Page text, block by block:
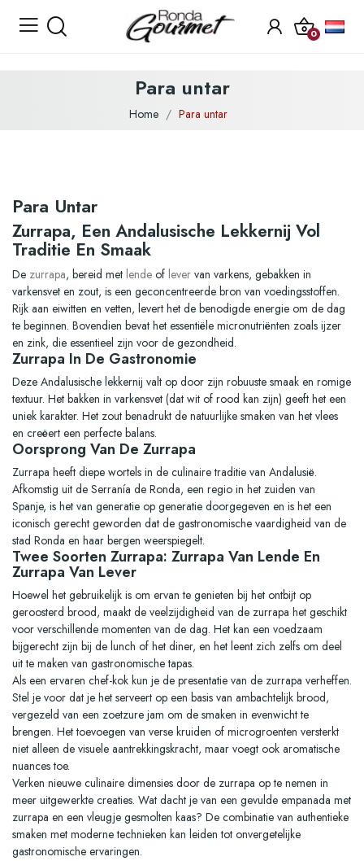
0
Para untar
Home Para untar
Para Untar
Zurrapa, Een Andalusische Lekkernij Vol
Traditie En Smaak
De zurrapa, bereid met lende of lever van varkens, gebakken in
varkensvet en zout, is een geconcentreerde bron van voedingsstoffen.
Rijk aan eiwitten en vetten, levert het de benodigde energie om de dag
te beginnen. Bovendien bevat het essentiële micronutriënten zoals ijzer
en zink, die essentieel zijn voor de gezondheid.
Zurrapa In De Gastronomie
Deze Andalusische lekkernij valt op door zijn robuuste smaak en romige
textuur. Het bakken in varkensvet (dat wit of rood kan zijn) geeft het een
uniek karakter. Het zout benadrukt de natuurlijke smaken van het vlees
en creëert een perfecte balans.
Oorsprong Van De Zurrapa
Zurrapa heeft diepe wortels in de culinaire traditie van Andalusië.
Afkomstig uit de Serranía de Ronda, een regio in het zuiden van
Spanje, is het van generatie op generatie doorgegeven en is het een
iconisch gerecht geworden dat de gastronomische vaardigheid van de
stad Ronda en haar bergen weerspiegelt.
Twee Soorten Zurrapa: Zurrapa Van Lende En
Zurrapa Van Lever
Hoewel het gebruikelijk is om ervan te genieten bij het ontbijt op
geroosterd brood, maakt de veelzijdigheid van de zurrapa het geschikt
voor verschillende momenten van de dag. Het kan een voedzaam
bijgerecht zijn bij de lunch of het diner, en het leent zich zelfs om deel
uit te maken van gastronomische tapas.
Als een ervaren chef-kok kun je de presentatie van de zurrapa verheffen.
Stel je voor dat je het serveert op een basis van ambachtelijk brood,
vergezeld van een zoetzure jam om de smaken in evenwicht te
brengen. Het toevoegen van verse kruiden of microgroenten versterkt
niet alleen de visuele aantrekkingskracht, maar voegt ook aromatische
nuances toe.
Verken nieuwe culinaire dimensies door de zurrapa op te nemen in
meer uitgewerkte creaties. Wat dacht je van een gevulde empanada met
zurrapa en een vleugje gesmolten kaas? De combinatie van authentieke
smaken met moderne technieken kan leiden tot onvergetelijke
gastronomische ervaringen.